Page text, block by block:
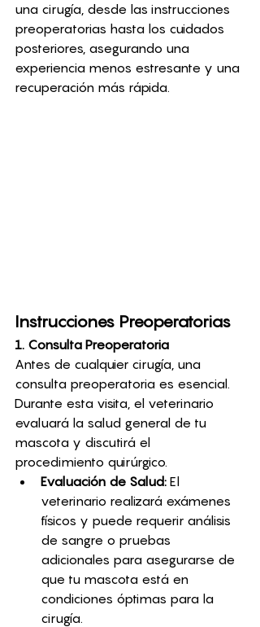
una cirugía, desde las instrucciones
preoperatorias hasta los cuidados
posteriores, asegurando una
experiencia menos estresante y una
recuperación más rápida.
Instrucciones Preoperatorias
1. Consulta Preoperatoria
Antes de cualquier cirugía, una
consulta preoperatoria es esencial.
Durante esta visita, el veterinario
evaluará la salud general de tu
mascota y discutirá el
procedimiento quirúrgico.
Evaluación de Salud: El
veterinario realizará exámenes
físicos y puede requerir análisis
de sangre o pruebas
adicionales para asegurarse de
que tu mascota está en
condiciones óptimas para la
cirugía.